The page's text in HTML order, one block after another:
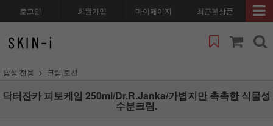
로그인 회원가입 마이페이지 최근본상품
남성 전용 크림.로션
닥터잔카 피토케임 250ml/Dr.R.Janka/가볍지만 촉촉한 식물성
수분크림.